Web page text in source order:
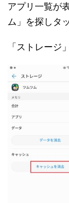
アプリ一覧が
ム」を探しタ
「ストレージ